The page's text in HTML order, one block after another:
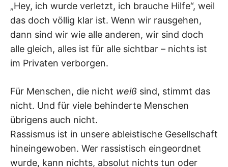
„Hey, ich wurde verletzt, ich brauche Hilfe“, weil
das doch völlig klar ist. Wenn wir rausgehen,
dann sind wir wie alle anderen, wir sind doch
alle gleich, alles ist für alle sichtbar – nichts ist
im Privaten verborgen.
Für Menschen, die nicht weiß sind, stimmt das
nicht. Und für viele behinderte Menschen
übrigens auch nicht.
Rassismus ist in unsere ableistische Gesellschaft
hineingewoben. Wer rassistisch eingeordnet
wurde, kann nichts, absolut nichts tun oder